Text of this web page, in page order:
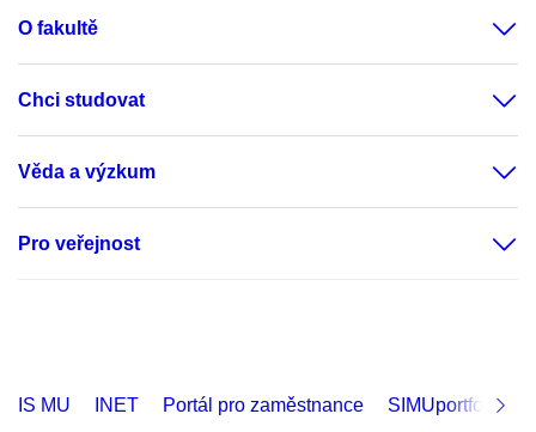
O fakultě
Chci studovat
Věda a výzkum
Pro veřejnost
IS MU INET Portál pro zaměstnance SIMUportfolio